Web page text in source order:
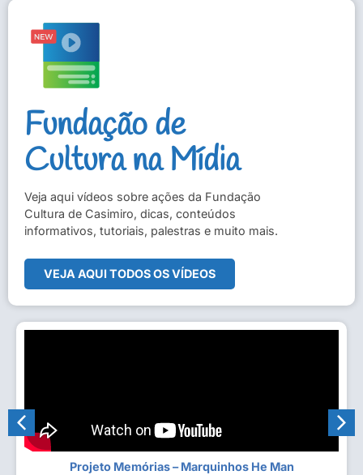
Fundação de
Cultura na Mídia
Veja aqui vídeos sobre ações da Fundação
Cultura de Casimiro, dicas, conteúdos
informativos, tutoriais, palestras e muito mais.
VEJA AQUI TODOS OS VÍDEOS
Projeto Memórias – Marquinhos He Man